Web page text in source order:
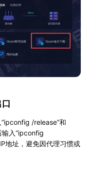
/release”和
入“ipconfig
地址，避免因代理习惯或